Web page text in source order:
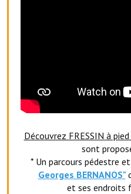
Le foyer rural
Le club de l'amitié
Le comité des fêtes
L'association Avotra-France
Le foyer de la Planquette
Découvrez FRESSIN à pied
sont
* Un parcours pédestre
Georges BERNANOS"
et ses endroits